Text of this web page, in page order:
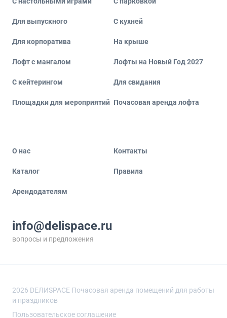
Для выпускного С кухней
Для корпоратива На крыше
Лофт с мангалом Лофты на Новый Год 2027
С кейтерингом Для свидания
Площадки для мероприятий Почасовая аренда лофта
О нас Контакты
Каталог Правила
Арендодателям
info@delispace.ru
вопросы и предложения
2026 DEЛИSPACE Почасовая аренда помещений для работы
и праздников
Пользовательское соглашение